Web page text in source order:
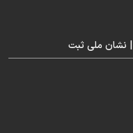
| نشان ملی ثبت